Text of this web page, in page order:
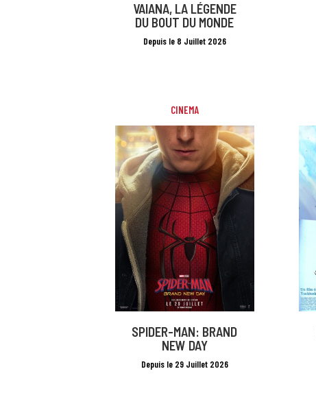
VAIANA, LA LÉGENDE
DU BOUT DU MONDE
Depuis le 8 Juillet 2026
CINEMA
SPIDER-MAN: BRAND
NEW DAY
Depuis le 29 Juillet 2026